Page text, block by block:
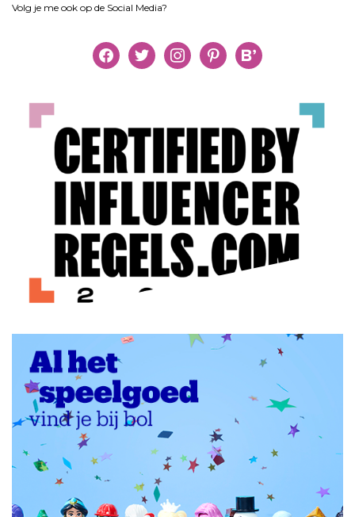
Volg je me ook op de Social Media?
facebooktwitter instagrampinterestbloglovin